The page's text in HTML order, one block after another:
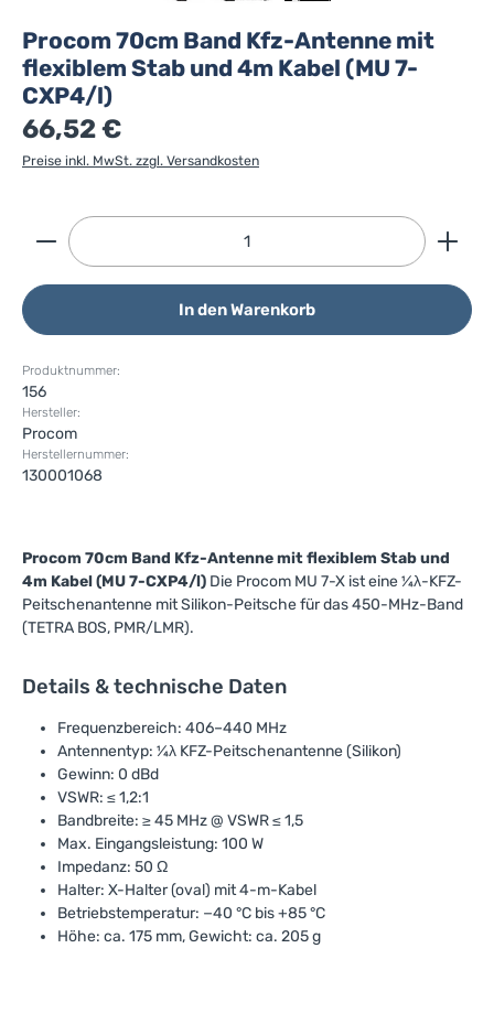
Procom 70cm Band Kfz-Antenne mit
flexiblem Stab und 4m Kabel (MU 7-
CXP4/l)
66,52 €
Preise inkl. MwSt. zzgl. Versandkosten
Produkt Anzahl: Gib den gewünschten Wert ein
In den Warenkorb
Produktnummer:
156
Hersteller:
Procom
Herstellernummer:
130001068
Procom 70cm Band Kfz-Antenne mit flexiblem Stab und
4m Kabel (MU 7-CXP4/l) Die Procom MU 7-X ist eine ¼λ-KFZ-
Peitschenantenne mit Silikon-Peitsche für das 450-MHz-Band
(TETRA BOS, PMR/LMR).
Details & technische Daten
Frequenzbereich: 406–440 MHz
Antennentyp: ¼λ KFZ-Peitschenantenne (Silikon)
Gewinn: 0 dBd
VSWR: ≤ 1,2:1
Bandbreite: ≥ 45 MHz @ VSWR ≤ 1,5
Max. Eingangsleistung: 100 W
Impedanz: 50 Ω
Halter: X-Halter (oval) mit 4-m-Kabel
Betriebstemperatur: −40 °C bis +85 °C
Höhe: ca. 175 mm, Gewicht: ca. 205 g